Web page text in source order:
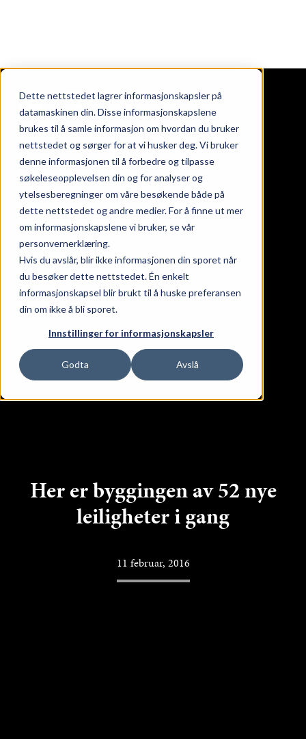
Dette nettstedet lagrer informasjonskapsler på
datamaskinen din. Disse informasjonskapslene
brukes til å samle informasjon om hvordan du bruker
nettstedet og sørger for at vi husker deg. Vi bruker
denne informasjonen til å forbedre og tilpasse
søkeleseopplevelsen din og for analyser og
ytelsesberegninger om våre besøkende både på
dette nettstedet og andre medier. For å finne ut mer
om informasjonskapslene vi bruker, se vår
personvernerklæring.
Hvis du avslår, blir ikke informasjonen din sporet når
du besøker dette nettstedet. Én enkelt
informasjonskapsel blir brukt til å huske preferansen
din om ikke å bli sporet.
Innstillinger for informasjonskapsler
Godta Avslå
at work
24, 26 & 28
torg
Lokaler
Her er byggingen av 52 nye
leiligheter i gang
11 februar, 2016